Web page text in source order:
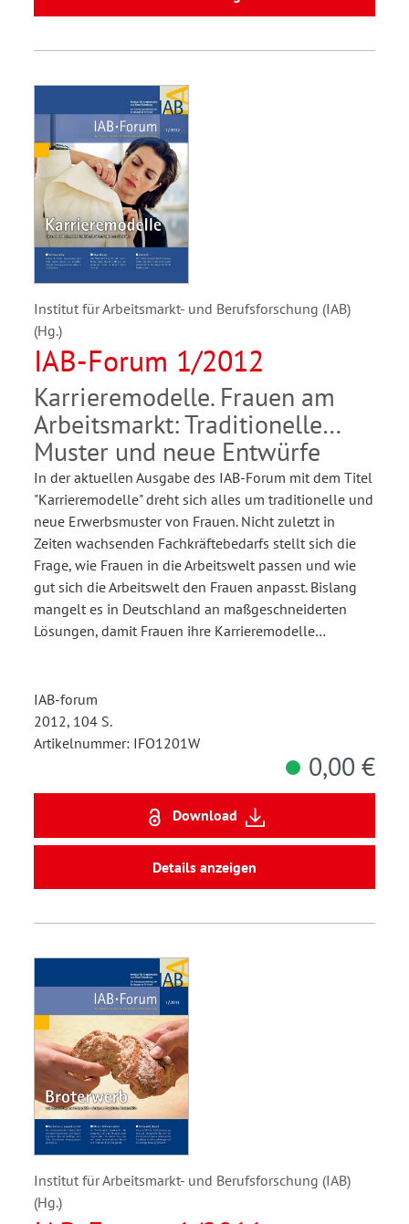
Institut für Arbeitsmarkt- und Berufsforschung (IAB)
(Hg.)
IAB-Forum 1/2012
Karrieremodelle. Frauen am
Arbeitsmarkt: Traditionelle
Muster und neue Entwürfe
In der aktuellen Ausgabe des IAB-Forum mit dem Titel
"Karrieremodelle" dreht sich alles um traditionelle und
neue Erwerbsmuster von Frauen. Nicht zuletzt in
Zeiten wachsenden Fachkräftebedarfs stellt sich die
Frage, wie Frauen in die Arbeitswelt passen und wie
gut sich die Arbeitswelt den Frauen anpasst. Bislang
mangelt es in Deutschland an maßgeschneiderten
Lösungen, damit Frauen ihre Karrieremodelle…
IAB-forum
2012, 104 S.
Artikelnummer: IFO1201W
0,00 €
Download
Details anzeigen
Institut für Arbeitsmarkt- und Berufsforschung (IAB)
(Hg.)